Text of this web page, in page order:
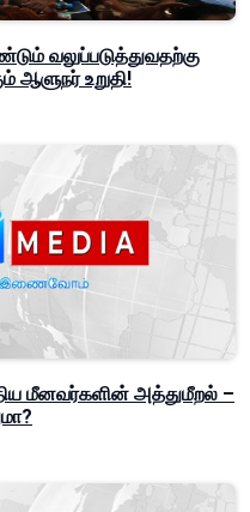
வலுப்படுத்துவதற்கு
ஆளுநர் உறுதி!
மீனவர்களின் அத்துமீறல் –